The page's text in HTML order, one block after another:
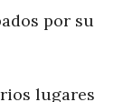
por su
lugares